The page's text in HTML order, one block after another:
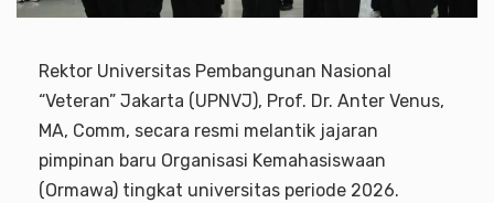
Rektor Universitas Pembangunan Nasional
“Veteran” Jakarta (UPNVJ), Prof. Dr. Anter Venus,
MA, Comm, secara resmi melantik jajaran
pimpinan baru Organisasi Kemahasiswaan
(Ormawa) tingkat universitas periode 2026.